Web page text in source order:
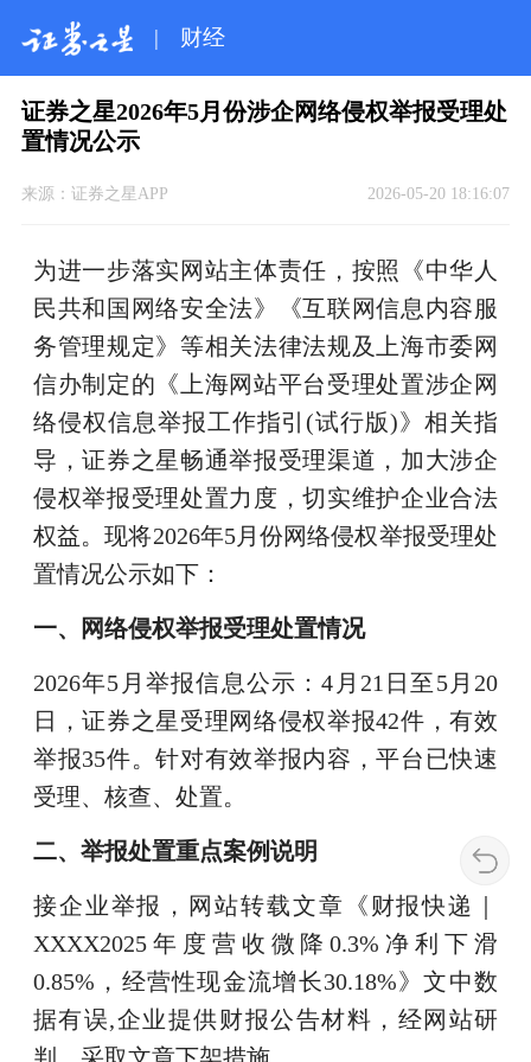
| 财经
证券之星2026年5月份涉企网络侵权举报受理处
置情况公示
来源： 证券之星APP 2026-05-20 18:16:07
为进一步落实网站主体责任，按照《中华人
民共和国网络安全法》《互联网信息内容服
务管理规定》等相关法律法规及上海市委网
信办制定的《上海网站平台受理处置涉企网
络侵权信息举报工作指引(试行版)》相关指
导，证券之星畅通举报受理渠道，加大涉企
侵权举报受理处置力度，切实维护企业合法
权益。现将2026年5月份网络侵权举报受理处
置情况公示如下：
一、网络侵权举报受理处置情况
2026年5月举报信息公示：4月21日至5月20
日，证券之星受理网络侵权举报42件，有效
举报35件。针对有效举报内容，平台已快速
受理、核查、处置。
二、举报处置重点案例说明
接企业举报，网站转载文章《财报快递｜
XXXX2025年度营收微降0.3%净利下滑
0.85%，经营性现金流增长30.18%》文中数
据有误,企业提供财报公告材料，经网站研